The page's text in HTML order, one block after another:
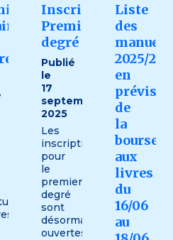
Inscriptions
Premier
degré
Publié
le
17
septembre
2025
Les
inscriptions
pour
le
premier
degré
sont
désormais
ouvertes.
Liste
des
manuels
2025/
en
de
la
bourse
aux
livres
du
16/06
au